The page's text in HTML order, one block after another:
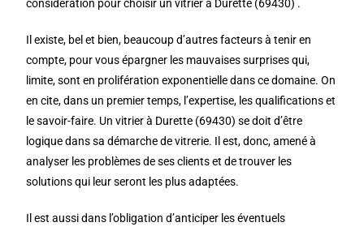
considération pour choisir un vitrier à Durette (69430) .
Il existe, bel et bien, beaucoup d’autres facteurs à tenir en
compte, pour vous épargner les mauvaises surprises qui,
limite, sont en prolifération exponentielle dans ce domaine. On
en cite, dans un premier temps, l’expertise, les qualifications et
le savoir-faire. Un vitrier à Durette (69430) se doit d’être
logique dans sa démarche de vitrerie. Il est, donc, amené à
analyser les problèmes de ses clients et de trouver les
solutions qui leur seront les plus adaptées.
Il est aussi dans l’obligation d’anticiper les éventuels